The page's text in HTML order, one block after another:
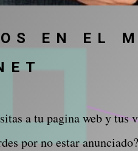
EN EL
a tu pagina web y tus
por no estar anunciado?